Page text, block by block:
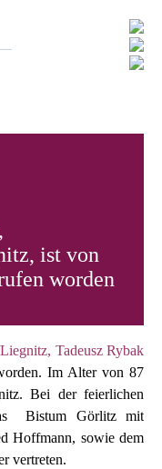
ist von
worden
Tadeusz Rybak
Im Alter von 87
Bei der feierlichen
Bistum Görlitz mit
Hoffmann, sowie dem
vertreten.